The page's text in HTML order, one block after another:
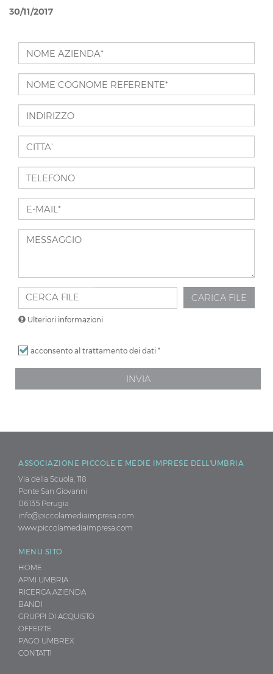
30/11/2017
NOME
AZIENDA*
*
NOME
COGNOME
REFERENTE*
INDIRIZZO
CITTA'
TELEFONO
E-
MAIL*
MESSAGGIO
CERCA FILE
CARICA FILE
Ulteriori informazioni
file
devono
50
Tipi
di
permessi:
txt
xls
doc
odt
acconsento al trattamento dei dati *
INVIA
ASSOCIAZIONE PICCOLE E MEDIE IMPRESE DELL'UMBRIA
Via della Scuola, 118
Ponte San Giovanni
06135 Perugia
info@piccolamediaimpresa.com
www.piccolamediaimpresa.com
MENU SITO
HOME
APMI UMBRIA
RICERCA AZIENDA
BANDI
GRUPPI DI ACQUISTO
OFFERTE
PAGO UMBREX
CONTATTI